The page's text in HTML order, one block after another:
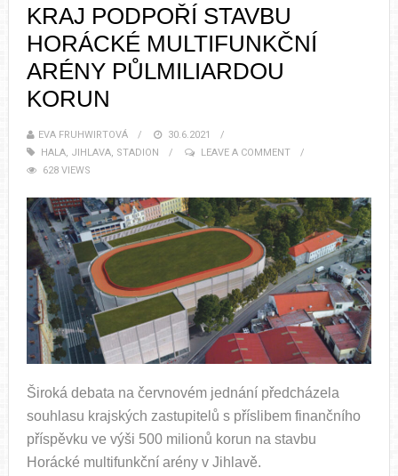
KRAJ PODPOŘÍ STAVBU
HORÁCKÉ MULTIFUNKČNÍ
ARÉNY PŮLMILIARDOU
KORUN
EVA FRUHWIRTOVÁ
30.6.2021
HALA, JIHLAVA, STADION
LEAVE A COMMENT
628 VIEWS
Široká debata na červnovém jednání předcházela
souhlasu krajských zastupitelů s příslibem finančního
příspěvku ve výši 500 milionů korun na stavbu
Horácké multifunkční arény v Jihlavě.